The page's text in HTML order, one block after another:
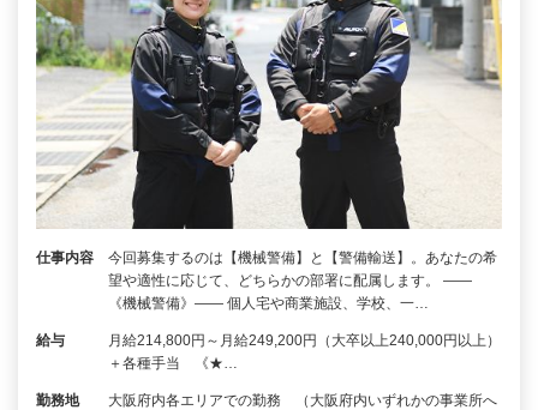
仕事内容
今回募集するのは【機械警備】と【警備輸送】。あなたの希
望や適性に応じて、どちらかの部署に配属します。 ――
《機械警備》―― 個人宅や商業施設、学校、一…
給与
月給214,800円～月給249,200円（大卒以上240,000円以上）
＋各種手当 《★…
勤務地
大阪府内各エリアでの勤務 （大阪府内いずれかの事業所へ